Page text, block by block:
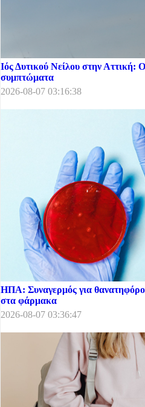
Ιός Δυτικού Νείλου στην Αττική:
συμπτώματα
2026-08-07 03:16:38
ΗΠΑ: Συναγερμός για θανατηφόρο
στα φάρμακα
2026-08-07 03:36:47